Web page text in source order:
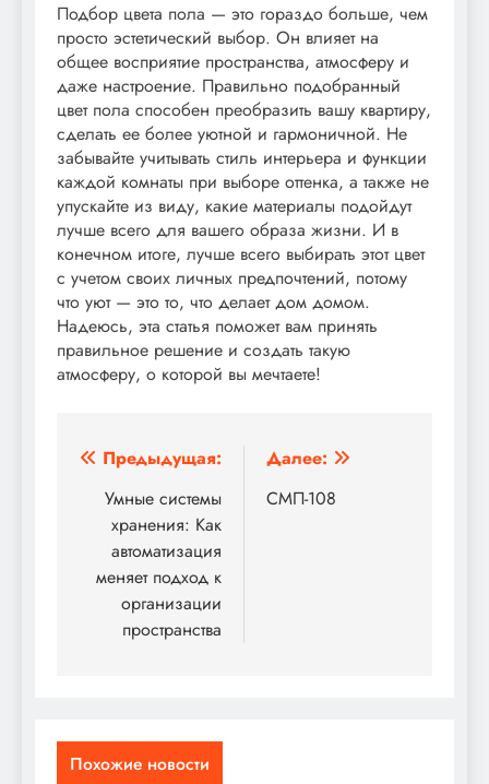
Подбор цвета пола — это гораздо больше, чем
просто эстетический выбор. Он влияет на
общее восприятие пространства, атмосферу и
даже настроение. Правильно подобранный
цвет пола способен преобразить вашу квартиру,
сделать ее более уютной и гармоничной. Не
забывайте учитывать стиль интерьера и функции
каждой комнаты при выборе оттенка, а также не
упускайте из виду, какие материалы подойдут
лучше всего для вашего образа жизни. И в
конечном итоге, лучше всего выбирать этот цвет
с учетом своих личных предпочтений, потому
что уют — это то, что делает дом домом.
Надеюсь, эта статья поможет вам принять
правильное решение и создать такую
атмосферу, о которой вы мечтаете!
Навигация
по
записям
Предыдущая:
Умные системы
хранения: Как
автоматизация
меняет подход к
организации
пространства
Далее:
СМП-108
Похожие новости